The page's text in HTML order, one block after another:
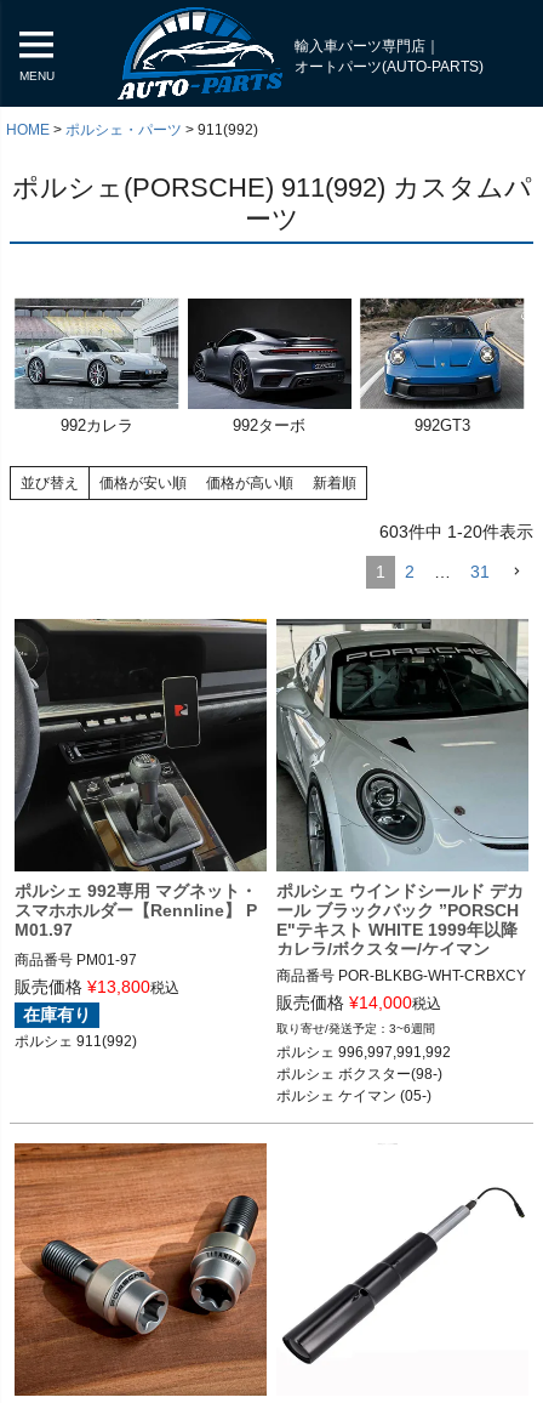
MENU
輸入車パーツ専門店｜
オートパーツ(AUTO-PARTS)
HOME ポルシェ・パーツ 911(992)
ポルシェ(PORSCHE) 911(992) カスタムパ
ーツ
992カレラ 992ターボ 992GT3
並び替え 価格が安い順 価格が高い順 新着順
603件中 1-20件表示
1 2 … 31
ポルシェ 992専用 マグネット・
スマホホルダー【Rennline】 P
M01.97
商品番号 PM01-97
PM01-97
12REN"PM01.97"
販売価格 ¥13,800税込
在庫有り
ポルシェ 911(992)
ポルシェ ウインドシールド デカ
ール ブラックバック ”PORSCH
E"テキスト WHITE 1999年以降
カレラ/ボクスター/ケイマン
商品番号 POR-BLKBG-WHT-CRBXCY
POR-BLKBG-WHT-CRBXCY
12ADS: "WINDSHIELD BACKGROUN
D DECAL"
"COOR: BLACK GLOSS/WHITE GLOS
S"
12ADS SKU: 無
販売価格 ¥14,000税込
3~6週間
ポルシェ 996,997,991,992
ポルシェ ボクスター(98-)
ポルシェ ケイマン (05-)